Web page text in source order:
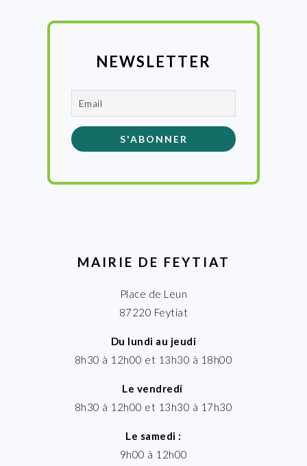
NEWSLETTER
MAIRIE DE FEYTIAT
Place de Leun
87220 Feytiat
Du lundi au jeudi
8h30 à 12h00 et 13h30 à 18h00
Le vendredi
8h30 à 12h00 et 13h30 à 17h30
Le samedi :
9h00 à 12h00